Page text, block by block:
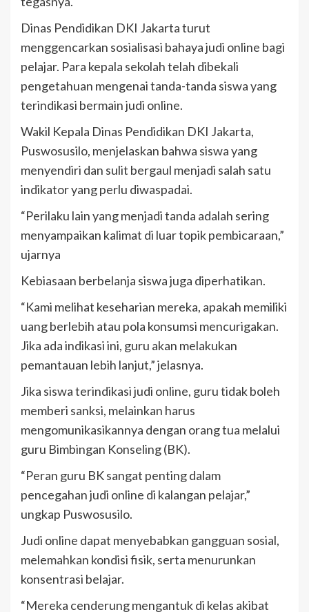
Dinas Pendidikan DKI Jakarta turut
menggencarkan sosialisasi bahaya judi online bagi
pelajar. Para kepala sekolah telah dibekali
pengetahuan mengenai tanda-tanda siswa yang
terindikasi bermain judi online.
Wakil Kepala Dinas Pendidikan DKI Jakarta,
Puswosusilo, menjelaskan bahwa siswa yang
menyendiri dan sulit bergaul menjadi salah satu
indikator yang perlu diwaspadai.
“Perilaku lain yang menjadi tanda adalah sering
menyampaikan kalimat di luar topik pembicaraan,”
ujarnya
Kebiasaan berbelanja siswa juga diperhatikan.
“Kami melihat keseharian mereka, apakah memiliki
uang berlebih atau pola konsumsi mencurigakan.
Jika ada indikasi ini, guru akan melakukan
pemantauan lebih lanjut,” jelasnya.
Jika siswa terindikasi judi online, guru tidak boleh
memberi sanksi, melainkan harus
mengomunikasikannya dengan orang tua melalui
guru Bimbingan Konseling (BK).
“Peran guru BK sangat penting dalam
pencegahan judi online di kalangan pelajar,”
ungkap Puswosusilo.
Judi online dapat menyebabkan gangguan sosial,
melemahkan kondisi fisik, serta menurunkan
konsentrasi belajar.
“Mereka cenderung mengantuk di kelas akibat